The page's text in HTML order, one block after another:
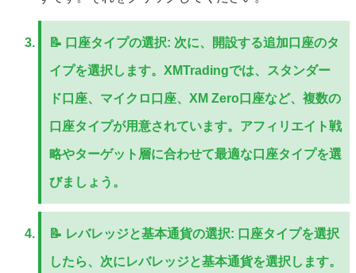
📝 口座タイプの選択: 次に、開設する追加口座のタ
イプを選択します。XMTradingでは、スタンダー
ド口座、マイクロ口座、XM Zero口座など、複数の
口座タイプが用意されています。アフィリエイト戦
略やターゲット層に合わせて最適な口座タイプを選
びましょう。
📝 レバレッジと基本通貨の選択: 口座タイプを選択
したら、次にレバレッジと基本通貨を選択します。